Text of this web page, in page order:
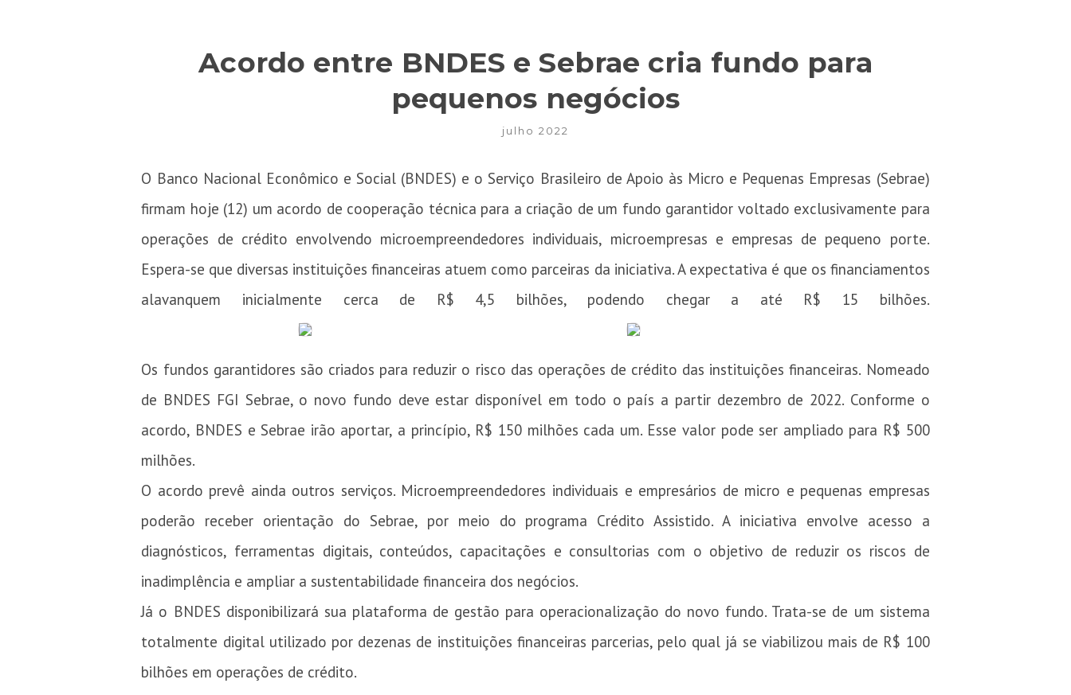
Acordo entre BNDES e Sebrae cria fundo para
pequenos negócios
julho 2022
O Banco Nacional Econômico e Social (BNDES) e o Serviço Brasileiro de Apoio às Micro e Pequenas Empresas (Sebrae)
firmam hoje (12) um acordo de cooperação técnica para a criação de um fundo garantidor voltado exclusivamente para
operações de crédito envolvendo microempreendedores individuais, microempresas e empresas de pequeno porte.
Espera-se que diversas instituições financeiras atuem como parceiras da iniciativa. A expectativa é que os financiamentos
alavanquem inicialmente cerca de R$ 4,5 bilhões, podendo chegar a até R$ 15 bilhões.
Os fundos garantidores são criados para reduzir o risco das operações de crédito das instituições financeiras. Nomeado
de BNDES FGI Sebrae, o novo fundo deve estar disponível em todo o país a partir dezembro de 2022. Conforme o
acordo, BNDES e Sebrae irão aportar, a princípio, R$ 150 milhões cada um. Esse valor pode ser ampliado para R$ 500
milhões.
O acordo prevê ainda outros serviços. Microempreendedores individuais e empresários de micro e pequenas empresas
poderão receber orientação do Sebrae, por meio do programa Crédito Assistido. A iniciativa envolve acesso a
diagnósticos, ferramentas digitais, conteúdos, capacitações e consultorias com o objetivo de reduzir os riscos de
inadimplência e ampliar a sustentabilidade financeira dos negócios.
Já o BNDES disponibilizará sua plataforma de gestão para operacionalização do novo fundo. Trata-se de um sistema
totalmente digital utilizado por dezenas de instituições financeiras parcerias, pelo qual já se viabilizou mais de R$ 100
bilhões em operações de crédito.